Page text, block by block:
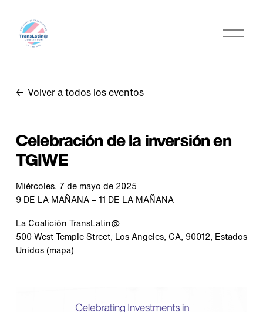
A
Volver a todos los eventos
Celebración de la inversión en
TGIWE
Miércoles, 7 de mayo de 2025
9 DE LA MAÑANA
11 DE LA MAÑANA
La Coalición TransLatin@
500 West Temple Street Los Angeles, CA, 90012 Estados
Unidos (mapa)